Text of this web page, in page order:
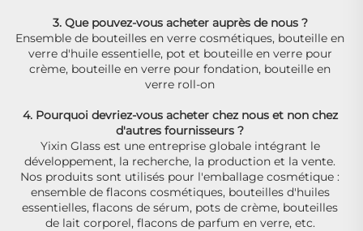
3. Que pouvez-vous acheter auprès de nous ?
Ensemble de bouteilles en verre cosmétiques, bouteille en
verre d'huile essentielle, pot et bouteille en verre pour
crème, bouteille en verre pour fondation, bouteille en
verre roll-on
4. Pourquoi devriez-vous acheter chez nous et non chez
d'autres fournisseurs ?
Yixin Glass est une entreprise globale intégrant le
développement, la recherche, la production et la vente.
Nos produits sont utilisés pour l'emballage cosmétique :
ensemble de flacons cosmétiques, bouteilles d'huiles
essentielles, flacons de sérum, pots de crème, bouteilles
de lait corporel, flacons de parfum en verre, etc.